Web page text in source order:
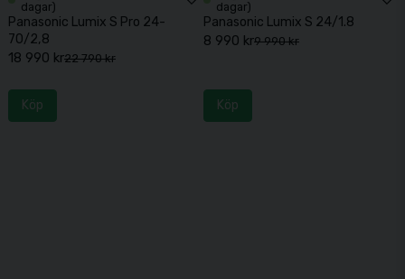
dagar)
Panasonic Lumix S Pro 24-
70/2,8
22 790 kr
18 990 kr
Köp
dagar)
Panasonic Lumix S 24/1.8
9 990 kr
8 990 kr
Köp